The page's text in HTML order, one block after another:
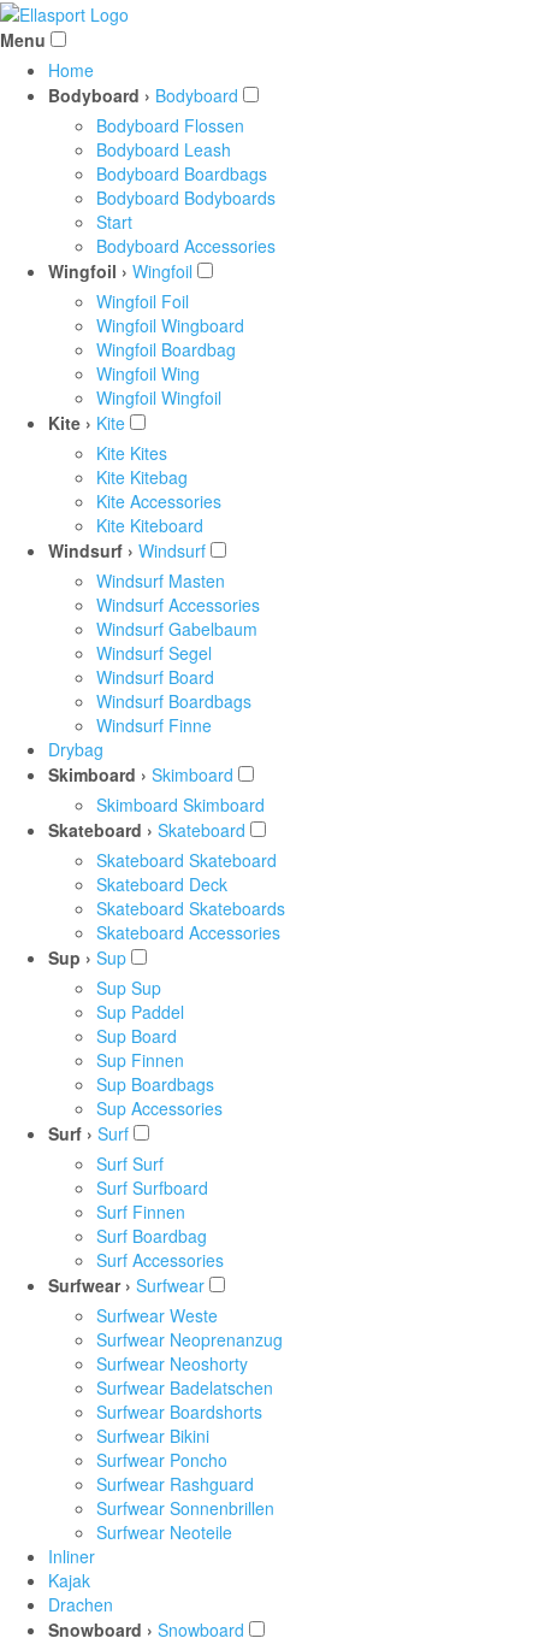
Menu
Home
Bodyboard › Bodyboard
Bodyboard Flossen
Bodyboard Leash
Bodyboard Boardbags
Bodyboard Bodyboards
Start
Bodyboard Accessories
Wingfoil › Wingfoil
Wingfoil Foil
Wingfoil Wingboard
Wingfoil Boardbag
Wingfoil Wing
Wingfoil Wingfoil
Kite › Kite
Kite Kites
Kite Kitebag
Kite Accessories
Kite Kiteboard
Windsurf › Windsurf
Windsurf Masten
Windsurf Accessories
Windsurf Gabelbaum
Windsurf Segel
Windsurf Board
Windsurf Boardbags
Windsurf Finne
Drybag
Skimboard › Skimboard
Skimboard Skimboard
Skateboard › Skateboard
Skateboard Skateboard
Skateboard Deck
Skateboard Skateboards
Skateboard Accessories
Sup › Sup
Sup Sup
Sup Paddel
Sup Board
Sup Finnen
Sup Boardbags
Sup Accessories
Surf › Surf
Surf Surf
Surf Surfboard
Surf Finnen
Surf Boardbag
Surf Accessories
Surfwear › Surfwear
Surfwear Weste
Surfwear Neoprenanzug
Surfwear Neoshorty
Surfwear Badelatschen
Surfwear Boardshorts
Surfwear Bikini
Surfwear Poncho
Surfwear Rashguard
Surfwear Sonnenbrillen
Surfwear Neoteile
Inliner
Kajak
Drachen
Snowboard › Snowboard